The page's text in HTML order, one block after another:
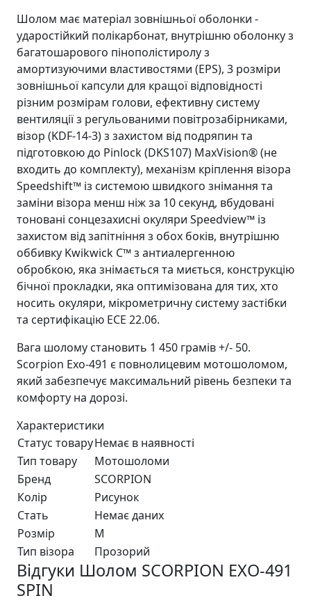
Шолом має матеріал зовнішньої оболонки -
ударостійкий полікарбонат, внутрішню оболонку з
багатошарового пінополістиролу з
амортизуючими властивостями (EPS), 3 розміри
зовнішньої капсули для кращої відповідності
різним розмірам голови, ефективну систему
вентиляції з регульованими повітрозабірниками,
візор (KDF-14-3) з захистом від подряпин та
підготовкою до Pinlock (DKS107) MaxVision® (не
входить до комплекту), механізм кріплення візора
Speedshift™ із системою швидкого знімання та
заміни візора менш ніж за 10 секунд, вбудовані
тоновані сонцезахисні окуляри Speedview™ із
захистом від запітніння з обох боків, внутрішню
оббивку Kwikwick C™ з антиалергенною
обробкою, яка знімається та миється, конструкцію
бічної прокладки, яка оптимізована для тих, хто
носить окуляри, мікрометричну систему застібки
та сертифікацію ЕСЕ 22.06.
Вага шолому становить 1 450 грамів +/- 50.
Scorpion Exo-491 є повнолицевим мотошоломом,
який забезпечує максимальний рівень безпеки та
комфорту на дорозі.
Характеристики
Статус товаруНемає в наявності
Тип товару
Мотошоломи
Бренд
SCORPION
Колір
Рисунок
Стать
Немає даних
Розмір
M
Тип візора
Прозорий
Відгуки Шолом SCORPION EXO-491
SPIN